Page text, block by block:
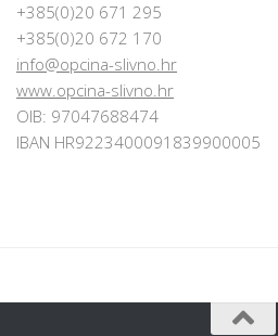
+385(0)20 671 295
+385(0)20 672 170
info@opcina-slivno.hr
www.opcina-slivno.hr
OIB: 97047688474
IBAN HR9223400091839900005